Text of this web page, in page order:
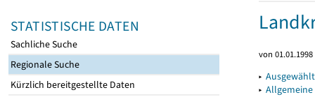
STATISTISCHE DATEN
Sachliche Suche
Regionale Suche
Kürzlich bereitgestellte Daten
von
▸
▸